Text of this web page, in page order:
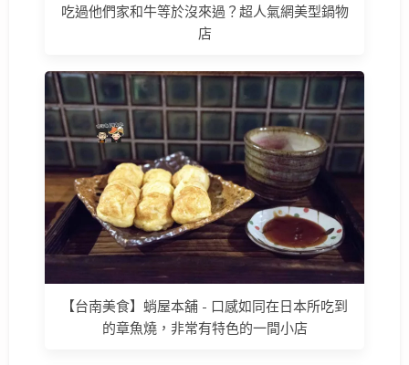
吃過他們家和牛等於沒來過？超人氣網美型鍋物
店
【台南美食】蛸屋本舖 - 口感如同在日本所吃到
的章魚燒，非常有特色的一間小店